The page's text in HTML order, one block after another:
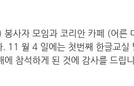
사자 모임과 코리안 카페 (어른
11 월 4 일에는 첫번째 한글교실
참석하게 된 것에 감사를 드립